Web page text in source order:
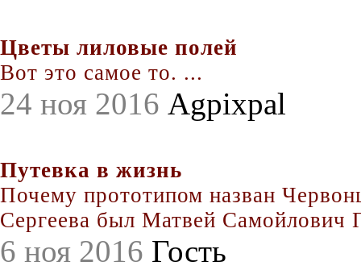
Цветы лиловые полей
Вот это самое то. ...
24 ноя 2016 Agpixpal
Путевка в жизнь
Почему прототипом назван
Сергеева был Матвей Самойлович
6 ноя 2016 Гость